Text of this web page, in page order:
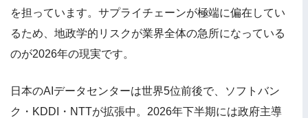
を担っています。サプライチェーンが極端に偏在してい
るため、地政学的リスクが業界全体の急所になっている
のが2026年の現実です。
日本のAIデータセンターは世界5位前後で、ソフトバン
ク・KDDI・NTTが拡張中。2026年下半期には政府主導